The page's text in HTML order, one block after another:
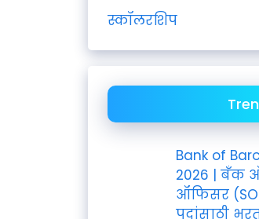
स्कॉलरशिप
Bank of
2026 | बँक
ऑफिसर
पदांसाठी